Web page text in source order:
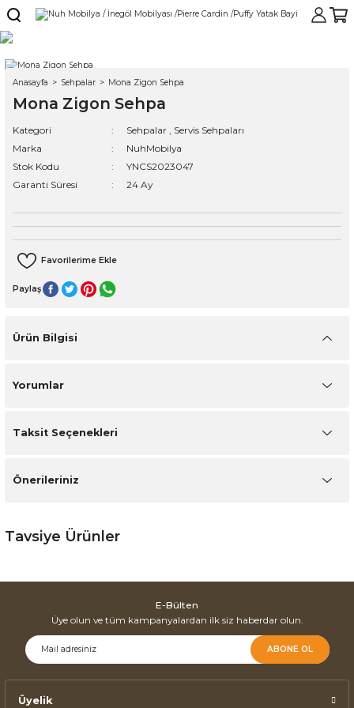
Anasayfa Sehpalar Mona Zigon Sehpa
Mona Zigon Sehpa
Kategori Sehpalar
Servis Sehpaları
Marka
NuhMobilya
Stok Kodu
YNCS2023047
Garanti Süresi
24 Ay
Paylaş
Ürün Bilgisi
Yorumlar
Taksit Seçenekleri
Önerileriniz
Tavsiye Ürünler
E-Bülten
Üye olun ve tüm kampanyalardan ilk siz haberdar olun.
ABONE OL
Üyelik